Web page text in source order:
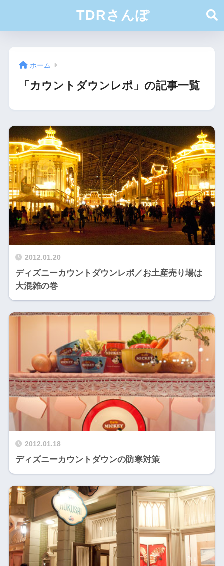
TDRさんぽ
ホーム
「カウントダウンレポ」の記事一覧
2012.01.20
ディズニーカウントダウンレポ／お土産売り場は
大混雑の巻
2012.01.18
ディズニーカウントダウンの防寒対策